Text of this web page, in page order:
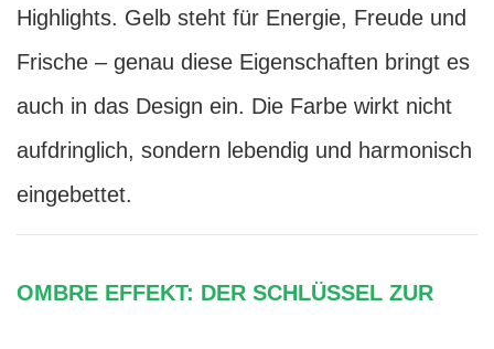
Highlights. Gelb steht für Energie, Freude und
Frische – genau diese Eigenschaften bringt es
auch in das Design ein. Die Farbe wirkt nicht
aufdringlich, sondern lebendig und harmonisch
eingebettet.
OMBRE EFFEKT: DER SCHLÜSSEL ZUR